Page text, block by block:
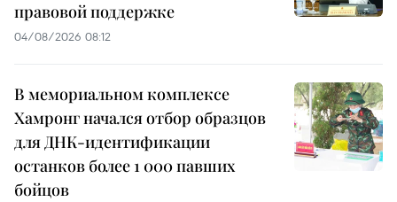
правовой поддержке
04/08/2026 08:12
В мемориальном комплексе
Хамронг начался отбор образцов
для ДНК-идентификации
останков более 1 000 павших
бойцов